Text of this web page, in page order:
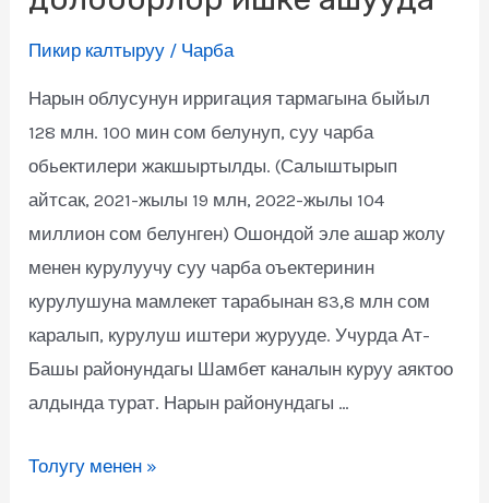
Пикир калтыруу / Чарба
Нарын облусунун ирригация тармагына быйыл
128 млн. 100 мин сом белунуп, суу чарба
обьектилери жакшыртылды. (Салыштырып
айтсак, 2021-жылы 19 млн, 2022-жылы 104
миллион сом белунген) Ошондой эле ашар жолу
менен курулуучу суу чарба оъектеринин
курулушуна мамлекет тарабынан 83,8 млн сом
каралып, курулуш иштери журууде. Учурда Ат-
Башы районундагы Шамбет каналын куруу аяктоо
алдында турат. Нарын районундагы …
Толугу менен »